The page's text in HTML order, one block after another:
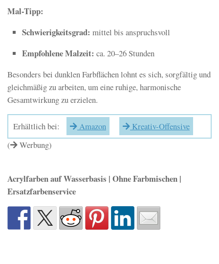
Mal-Tipp:
Schwierigkeitsgrad: mittel bis anspruchsvoll
Empfohlene Malzeit: ca. 20–26 Stunden
Besonders bei dunklen Farbflächen lohnt es sich, sorgfältig und
gleichmäßig zu arbeiten, um eine ruhige, harmonische
Gesamtwirkung zu erzielen.
Erhältlich bei: Amazon
Kreativ-Offensive
(
Werbung)
Acrylfarben auf Wasserbasis | Ohne Farbmischen |
Ersatzfarbenservice